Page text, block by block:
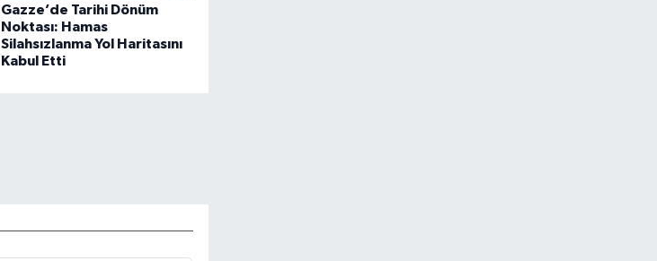
Gazze’de Tarihi Dönüm
Noktası: Hamas
Silahsızlanma Yol Haritasını
Kabul Etti